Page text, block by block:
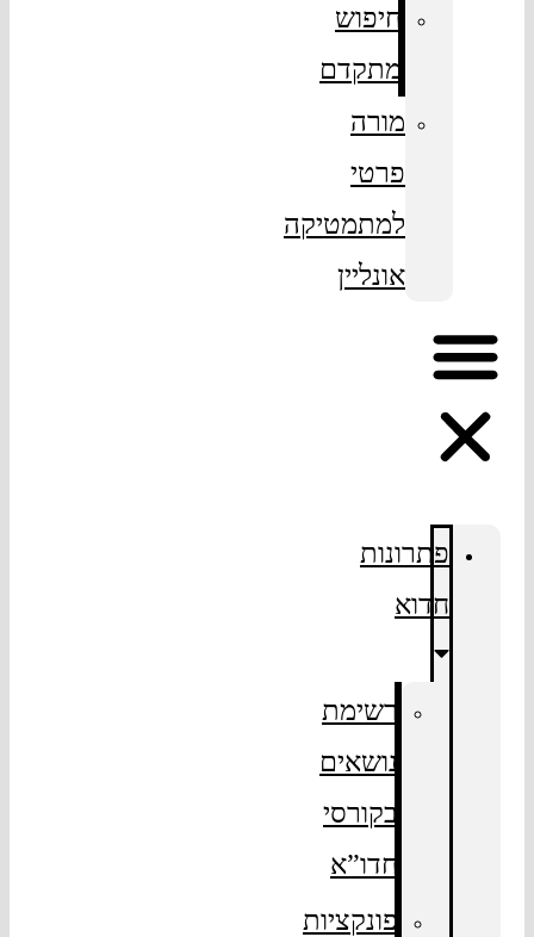
חיפוש
מתקדם
מורה
פרטי
למתמטיקה
אונליין
פתרונות
חדוא
רשימת
נושאים
בקורסי
חדו”א
פונקציות